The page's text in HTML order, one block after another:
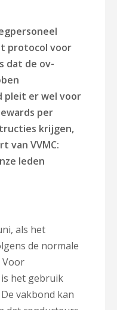
protocol voor
dat de ov-
pleit er wel voor
per
krijgen,
van VVMC:
leden
als het
de normale
Voor
het gebruik
vakbond kan